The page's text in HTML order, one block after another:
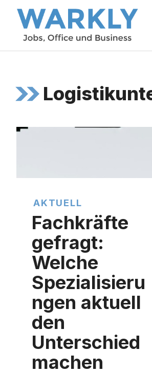
Zum
Inhalt
springen
AKTUELL
Fachkräfte
gefragt:
Welche
Spezialisieru
ngen aktuell
den
Unterschied
machen